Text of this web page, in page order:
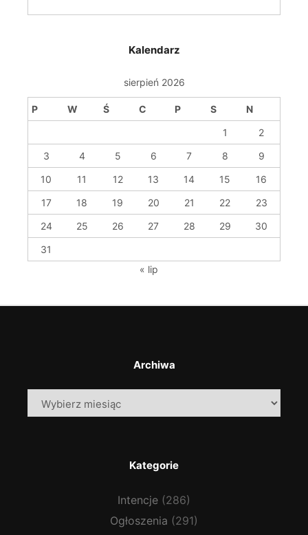
Kalendarz
sierpień 2026
P W Ś C P S
N
1
2
3
4 5 6 7 8
9
10
11 12 13 14 15
16
17
18 19 20 21 22
23
24
25 26 27 28 29
30
31
« lip
Archiwa
Archiwa
Kategorie
Intencje (286)
Ogłoszenia (291)